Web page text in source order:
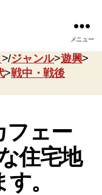
メニュー
>/ジャンル>遊興>
>戦中・戦後
フェー
住宅地
。